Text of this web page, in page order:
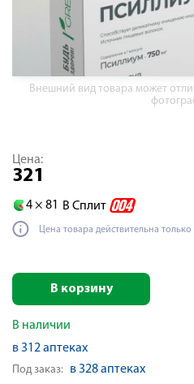
Внешний вид товара может
Цена:
321
4 × 81 В Сплит
Цена товара действительна
В корзину
В наличии
в 312 аптеках
Под заказ: в 328 аптеках